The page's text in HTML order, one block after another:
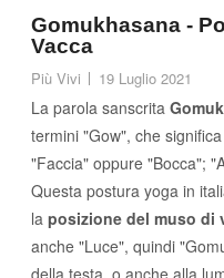
Gomukhasana -
Vacca
Più Vivi 19 Luglio 2021
La parola sanscrita
termini "Gow", che
"Faccia" oppure "Bocca";
Questa postura yoga in
la posizione del muso di
anche "Luce", quindi
della testa, o anche alla